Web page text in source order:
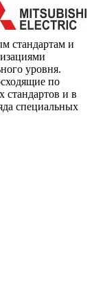
стандартам и
уровня.
по
стандартов и в
специальных